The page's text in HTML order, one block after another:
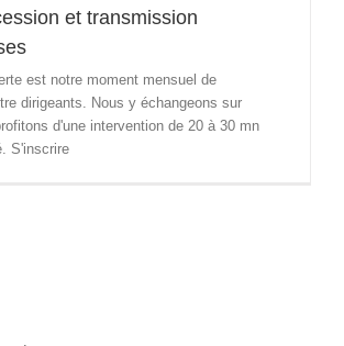
et transmission
est notre moment mensuel de
dirigeants. Nous y échangeons sur
d'une intervention de 20 à 30 mn
S'inscrire